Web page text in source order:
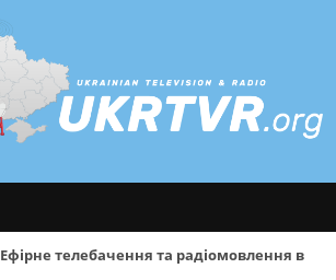
Ефірне телебачення та радіомовлення в